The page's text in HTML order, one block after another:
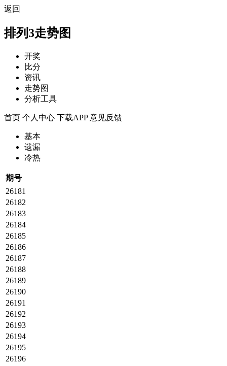
返回
排列3走势图
开奖
比分
资讯
走势图
分析工具
首页 个人中心 下载APP 意见反馈
基本
遗漏
冷热
期号
26181
26182
26183
26184
26185
26186
26187
26188
26189
26190
26191
26192
26193
26194
26195
26196